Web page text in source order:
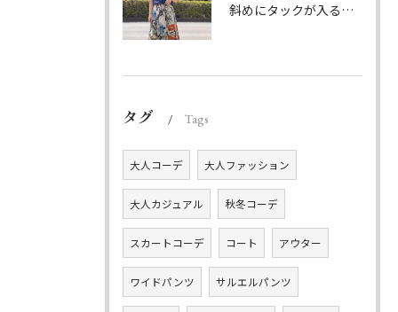
斜めにタックが入る事でスカートに綺麗な流れができ、品の良さを...
タグ Tags
大人コーデ 大人ファッション
大人カジュアル 秋冬コーデ
スカートコーデ コート アウター
ワイドパンツ サルエルパンツ